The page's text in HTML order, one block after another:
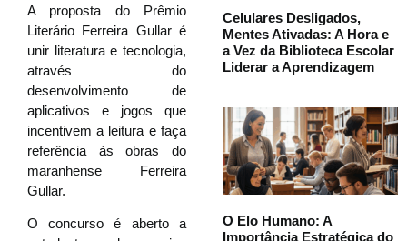
A proposta do Prêmio
Literário Ferreira Gullar é
unir literatura e tecnologia,
através do
desenvolvimento de
aplicativos e jogos que
incentivem a leitura e faça
referência às obras do
maranhense Ferreira
Gullar.
O concurso é aberto a
Celulares Desligados,
Mentes Ativadas: A Hora e
a Vez da Biblioteca Escolar
Liderar a Aprendizagem
O Elo Humano: A
Importância Estratégica do